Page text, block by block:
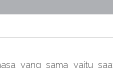
yang sama yaitu